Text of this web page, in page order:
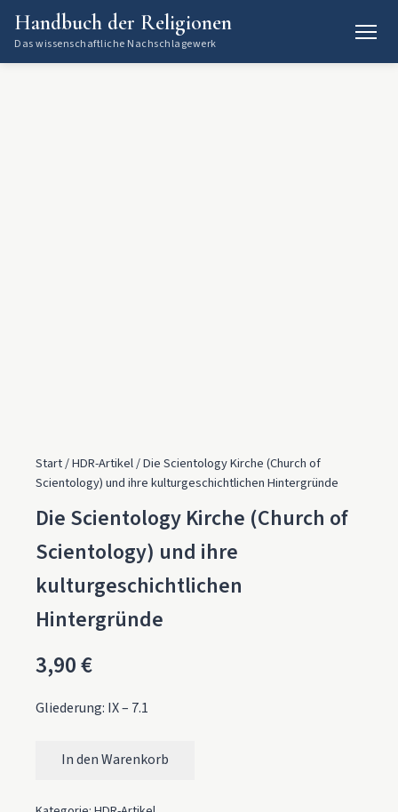
Handbuch der Religionen
Das wissenschaftliche Nachschlagewerk
Start/HDR-Artikel/ Die Scientology Kirche (Church of
Scientology) und ihre kulturgeschichtlichen Hintergründe
Die Scientology Kirche (Church of
Scientology) und ihre
kulturgeschichtlichen
Hintergründe
3,90€
Gliederung: IX – 7.1
Die Scientology Kirche (Church of Scientology) und ihre
In den Warenkorb